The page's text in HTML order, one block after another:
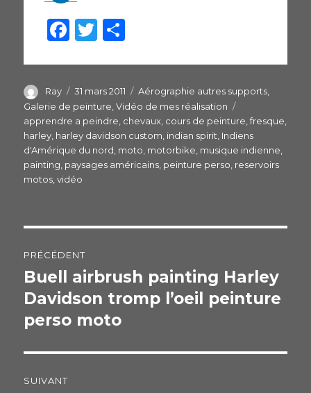
F
c
e
b
o
o
k
T
itt
er
ta
g
er
Auteur
Ray
Publié
le
31 mars 2011 Catégories
Aérographie autres supports,
Galerie de peinture ,Vidéo de mes réalisation
apprendre a peindre chevaux cours de peinture ,fresque
harley harley davidson custom indian spirit Indiens
d'Amérique du nord moto motorbike musique indienne
painting paysages américains peinture perso reservoirs
motos ,vidéo
de
l’article
PRÉCÉDENT
Publication
précédente :
Buell airbrush painting Harley
Davidson tromp l’oeil peinture
perso moto
SUIVANT